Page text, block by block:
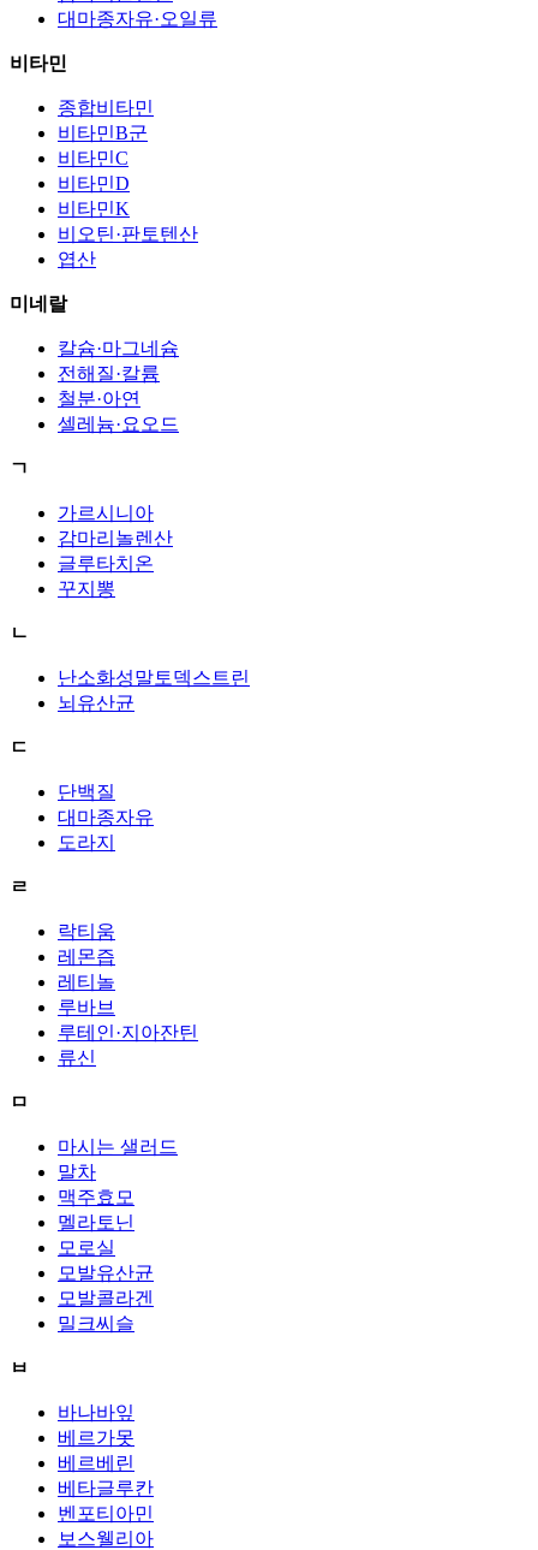
대마종자유·오일류
비타민
종합비타민
비타민B군
비타민C
비타민D
비타민K
비오틴·판토텐산
엽산
미네랄
칼슘·마그네슘
전해질·칼륨
철분·아연
셀레늄·요오드
ㄱ
가르시니아
감마리놀렌산
글루타치온
꾸지뽕
ㄴ
난소화성말토덱스트린
뇌유산균
ㄷ
단백질
대마종자유
도라지
ㄹ
락티움
레몬즙
레티놀
루바브
루테인·지아잔틴
류신
ㅁ
마시는 샐러드
말차
맥주효모
멜라토닌
모로실
모발유산균
모발콜라겐
밀크씨슬
ㅂ
바나바잎
베르가못
베르베린
베타글루칸
벤포티아민
보스웰리아